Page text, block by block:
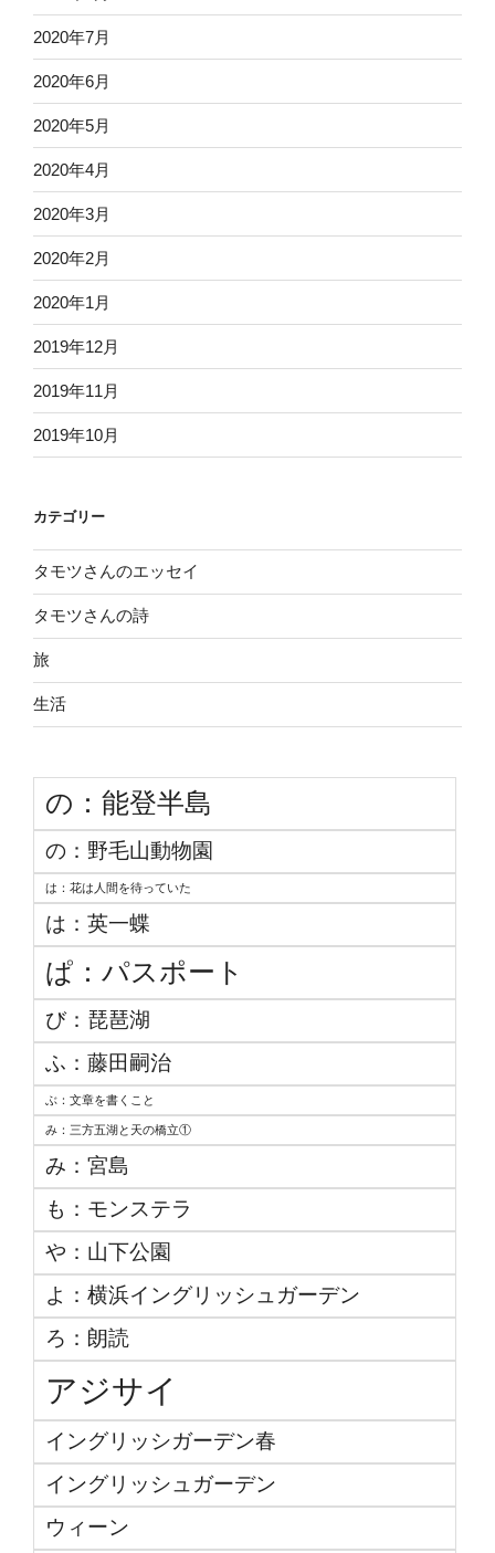
2020年7月
2020年6月
2020年5月
2020年4月
2020年3月
2020年2月
2020年1月
2019年12月
2019年11月
2019年10月
カテゴリー
タモツさんのエッセイ
タモツさんの詩
旅
生活
の：能登半島
の：野毛山動物園
は：花は人間を待っていた
は：英一蝶
ぱ：パスポート
び：琵琶湖
ふ：藤田嗣治
ぶ：文章を書くこと
み：三方五湖と天の橋立①
み：宮島
も：モンステラ
や：山下公園
よ：横浜イングリッシュガーデン
ろ：朗読
アジサイ
イングリッシガーデン春
イングリッシュガーデン
ウィーン